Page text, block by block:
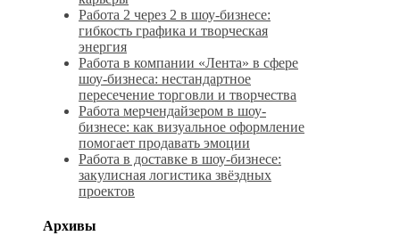
Работа 2 через 2 в шоу-бизнесе:
гибкость графика и творческая
энергия
Работа в компании «Лента» в сфере
шоу-бизнеса: нестандартное
пересечение торговли и творчества
Работа мерчендайзером в шоу-
бизнесе: как визуальное оформление
помогает продавать эмоции
Работа в доставке в шоу-бизнесе:
закулисная логистика звёздных
проектов
Архивы